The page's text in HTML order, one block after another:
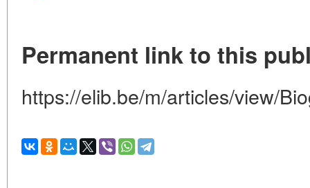
Permanent link to this
https://elib.be/m/articles/view/